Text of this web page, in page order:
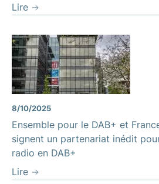
Lire
8/10/2025
Ensemble pour le DAB+ et
signent un partenariat inédit
radio en DAB+
Lire